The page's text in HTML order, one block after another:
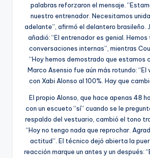
palabras reforzaron el mensaje.
nuestro entrenador. Necesitamos
adelante”, afirmó el delantero brasileño.
añadió: “El entrenador es genial.
conversaciones internas”, mientras
“Hoy hemos demostrado que estamos
Marco Asensio fue aún más rotundo:
con Xabi Alonso al 100%. Hay que
El propio Alonso, que hace apenas 48
con un escueto “sí” cuando se le
respaldo del vestuario, cambió el tono
“Hoy no tengo nada que reprochar.
actitud”. El técnico dejó abierta la
reacción marque un antes y un después: